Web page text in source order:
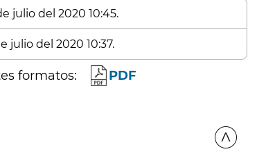
julio del 2020 10:45.
julio del 2020 10:37.
formatos: PDF